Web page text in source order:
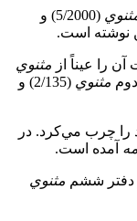
(5/2000) و
نوشته است.
مثنوي
مثنوي
(2/135) و
را چرب مي‌كرد. در
آمده است.
مثنوي